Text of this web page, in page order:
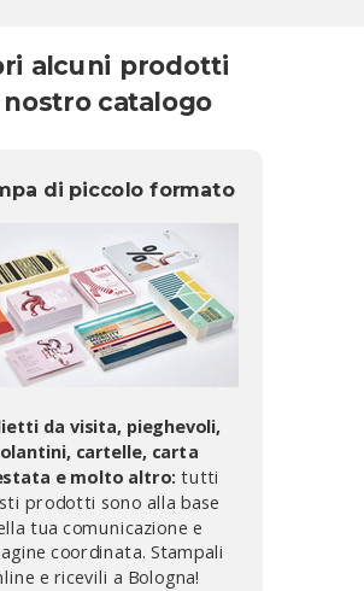
di piccolo formato
da visita, pieghevoli,
cartelle, carta
e molto altro: tutti
prodotti sono alla base
tua comunicazione e
coordinata. Stampali
e ricevili a Bologna!
alcuni prodotti
nostro catalogo